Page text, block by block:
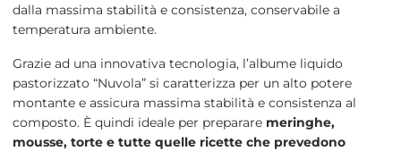
dalla massima stabilità e consistenza, conservabile a
temperatura ambiente.
Grazie ad una innovativa tecnologia, l’albume liquido
pastorizzato “Nuvola” si caratterizza per un alto potere
montante e assicura massima stabilità e consistenza al
composto. È quindi ideale per preparare meringhe,
mousse, torte e tutte quelle ricette che prevedono